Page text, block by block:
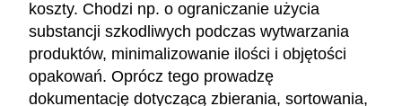
koszty. Chodzi np. o ograniczanie użycia
substancji szkodliwych podczas wytwarzania
produktów, minimalizowanie ilości i objętości
opakowań. Oprócz tego prowadzę
dokumentację dotyczącą zbierania, sortowania,